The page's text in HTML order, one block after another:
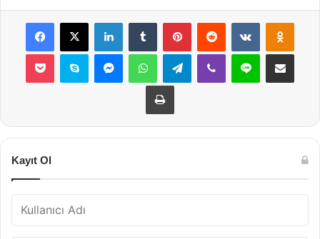
Facebook
X LinkedInTumblr PinterestReddit VKontakte
Pocket Skype MessengerWhatsAppTelegramViber Line E-Posta ile
Yazdır
Kayıt Ol